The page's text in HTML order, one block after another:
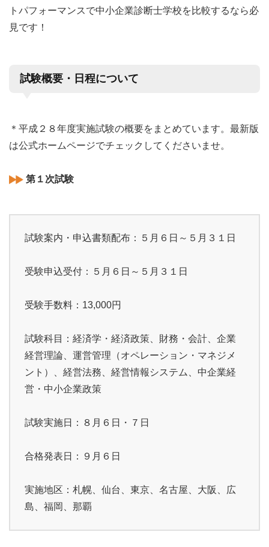
トパフォーマンスで中小企業診断士学校を比較するなら必
見です！
試験概要・日程について
＊平成２８年度実施試験の概要をまとめています。最新版
は公式ホームページでチェックしてくださいませ。
第１次試験
試験案内・申込書類配布：５月６日～５月３１日
受験申込受付：５月６日～５月３１日
受験手数料：13,000円
試験科目：経済学・経済政策、財務・会計、企業
経営理論、運営管理（オペレーション・マネジメ
ント）、経営法務、経営情報システム、中企業経
営・中小企業政策
試験実施日：８月６日・７日
合格発表日：９月６日
実施地区：札幌、仙台、東京、名古屋、大阪、広
島、福岡、那覇